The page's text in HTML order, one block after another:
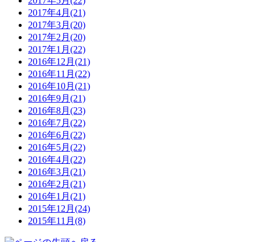
2017年4月(21)
2017年3月(20)
2017年2月(20)
2017年1月(22)
2016年12月(21)
2016年11月(22)
2016年10月(21)
2016年9月(21)
2016年8月(23)
2016年7月(22)
2016年6月(22)
2016年5月(22)
2016年4月(22)
2016年3月(21)
2016年2月(21)
2016年1月(21)
2015年12月(24)
2015年11月(8)